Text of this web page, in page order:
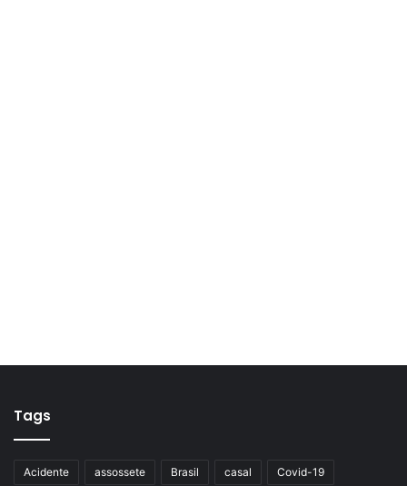
Tags
Acidente assossete Brasil casal Covid-19